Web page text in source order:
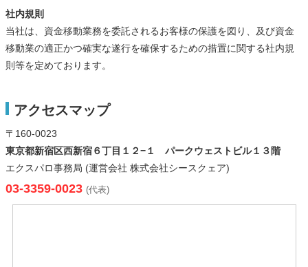
社内規則
当社は、資金移動業務を委託されるお客様の保護を図り、及び資金
移動業の適正かつ確実な遂行を確保するための措置に関する社内規
則等を定めております。
アクセスマップ
〒160-0023
東京都新宿区西新宿６丁目１２−１ パークウェストビル１３階
エクスパロ事務局 (運営会社 株式会社シースクェア)
03-3359-0023 (代表)